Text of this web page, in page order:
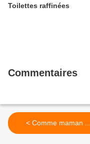
Toilettes raffinées
Commentaires
< Comme maman ...